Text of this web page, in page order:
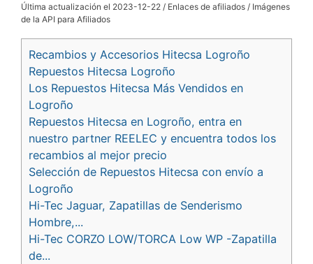
Última actualización el 2023-12-22 / Enlaces de afiliados / Imágenes
de la API para Afiliados
Recambios y Accesorios Hitecsa Logroño
Repuestos Hitecsa Logroño
Los Repuestos Hitecsa Más Vendidos en
Logroño
Repuestos Hitecsa en Logroño, entra en
nuestro partner REELEC y encuentra todos los
recambios al mejor precio
Selección de Repuestos Hitecsa con envío a
Logroño
Hi-Tec Jaguar, Zapatillas de Senderismo
Hombre,...
Hi-Tec CORZO LOW/TORCA Low WP -Zapatilla
de...